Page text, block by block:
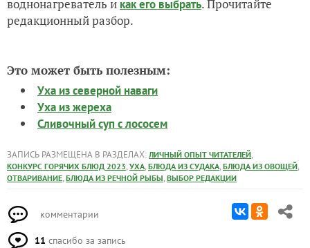
воднонагреватель и как его выбрать. Прочитайте
редакционный разбор.
Это может быть полезным:
Уха из северной наваги
Уха из жереха
Сливочный суп с лососем
ЗАПИСЬ РАЗМЕЩЕНА В РАЗДЕЛАХ: ЛИЧНЫЙ ОПЫТ ЧИТАТЕЛЕЙ,
КОНКУРС ГОРЯЧИХ БЛЮД 2023, УХА, БЛЮДА ИЗ СУДАКА, БЛЮДА ИЗ ОВОЩЕЙ,
ОТВАРИВАНИЕ, БЛЮДА ИЗ РЕЧНОЙ РЫБЫ, ВЫБОР РЕДАКЦИИ
комментарии
11 спасибо за запись